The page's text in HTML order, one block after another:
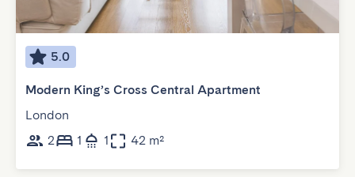
5.0
Modern King’s Cross Central Apartment
London
2
1 1 42 m²